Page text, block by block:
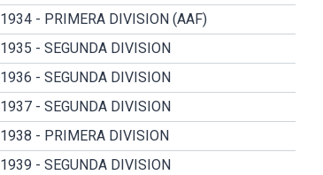
1934 - PRIMERA DIVISION (AAF)
1935 - SEGUNDA DIVISION
1936 - SEGUNDA DIVISION
1937 - SEGUNDA DIVISION
1938 - PRIMERA DIVISION
1939 - SEGUNDA DIVISION